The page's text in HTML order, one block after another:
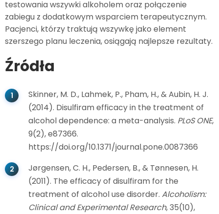
testowania wszywki alkoholem oraz połączenie
zabiegu z dodatkowym wsparciem terapeutycznym.
Pacjenci, którzy traktują wszywkę jako element
szerszego planu leczenia, osiągają najlepsze rezultaty.
Źródła
Skinner, M. D., Lahmek, P., Pham, H., & Aubin, H. J.
(2014). Disulfiram efficacy in the treatment of
alcohol dependence: a meta-analysis. PLoS ONE,
9(2), e87366.
https://doi.org/10.1371/journal.pone.0087366
Jørgensen, C. H., Pedersen, B., & Tønnesen, H.
(2011). The efficacy of disulfiram for the
treatment of alcohol use disorder. Alcoholism:
Clinical and Experimental Research, 35(10),